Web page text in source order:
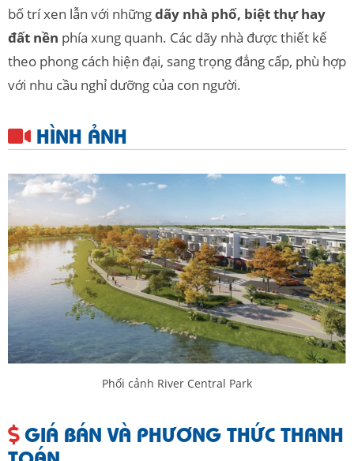
bố trí xen lẫn với nhữngdãy nhà phố, biệt thự hay
đất nền phía xung quanh. Các dãy nhà được thiết kế
theo phong cách hiện đại, sang trọng đẳng cấp, phù hợp
với nhu cầu nghỉ dưỡng của con người.
HÌNH ẢNH
Phối cảnh River Central Park
GIÁ BÁN VÀ PHƯƠNG THỨC THANH